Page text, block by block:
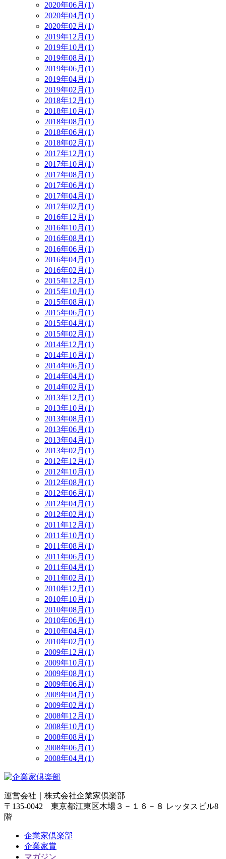
2020年06月(1)
2020年04月(1)
2020年02月(1)
2019年12月(1)
2019年10月(1)
2019年08月(1)
2019年06月(1)
2019年04月(1)
2019年02月(1)
2018年12月(1)
2018年10月(1)
2018年08月(1)
2018年06月(1)
2018年02月(1)
2017年12月(1)
2017年10月(1)
2017年08月(1)
2017年06月(1)
2017年04月(1)
2017年02月(1)
2016年12月(1)
2016年10月(1)
2016年08月(1)
2016年06月(1)
2016年04月(1)
2016年02月(1)
2015年12月(1)
2015年10月(1)
2015年08月(1)
2015年06月(1)
2015年04月(1)
2015年02月(1)
2014年12月(1)
2014年10月(1)
2014年06月(1)
2014年04月(1)
2014年02月(1)
2013年12月(1)
2013年10月(1)
2013年08月(1)
2013年06月(1)
2013年04月(1)
2013年02月(1)
2012年12月(1)
2012年10月(1)
2012年08月(1)
2012年06月(1)
2012年04月(1)
2012年02月(1)
2011年12月(1)
2011年10月(1)
2011年08月(1)
2011年06月(1)
2011年04月(1)
2011年02月(1)
2010年12月(1)
2010年10月(1)
2010年08月(1)
2010年06月(1)
2010年04月(1)
2010年02月(1)
2009年12月(1)
2009年10月(1)
2009年08月(1)
2009年06月(1)
2009年04月(1)
2009年02月(1)
2008年12月(1)
2008年10月(1)
2008年08月(1)
2008年06月(1)
2008年04月(1)
運営会社｜ 株式会社企業家倶楽部
〒135-0042 東京都江東区木場３－１６－８ レッタスビル8
階
企業家倶楽部
企業家賞
マガジン